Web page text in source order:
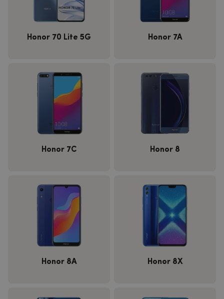
Honor 70 Lite 5G Honor 7A
Honor 7C Honor 8
Honor 8A Honor 8X